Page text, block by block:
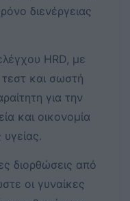
διενέργειας
HRD, με
και σωστή
για την
και οικονομία
διορθώσεις από
οι γυναίκες